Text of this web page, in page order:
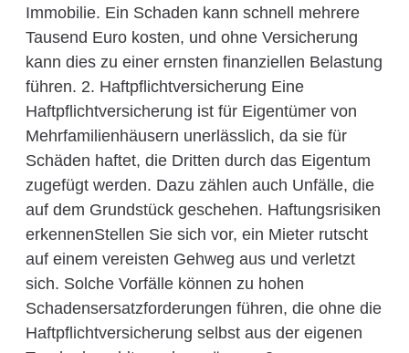
Immobilie. Ein Schaden kann schnell mehrere
Tausend Euro kosten, und ohne Versicherung
kann dies zu einer ernsten finanziellen Belastung
führen. 2. Haftpflichtversicherung Eine
Haftpflichtversicherung ist für Eigentümer von
Mehrfamilienhäusern unerlässlich, da sie für
Schäden haftet, die Dritten durch das Eigentum
zugefügt werden. Dazu zählen auch Unfälle, die
auf dem Grundstück geschehen. Haftungsrisiken
erkennenStellen Sie sich vor, ein Mieter rutscht
auf einem vereisten Gehweg aus und verletzt
sich. Solche Vorfälle können zu hohen
Schadensersatzforderungen führen, die ohne die
Haftpflichtversicherung selbst aus der eigenen